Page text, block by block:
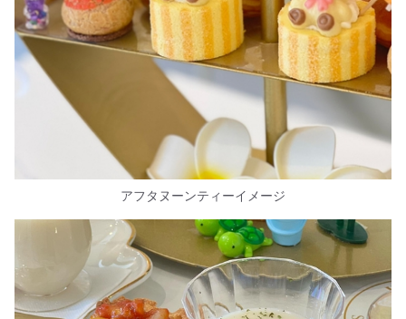
アフタヌーンティーイメージ